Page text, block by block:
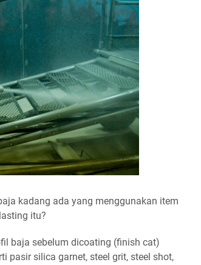
kadang ada yang menggunakan item
itu?
baja sebelum dicoating (finish cat)
pasir silica garnet, steel grit, steel shot,